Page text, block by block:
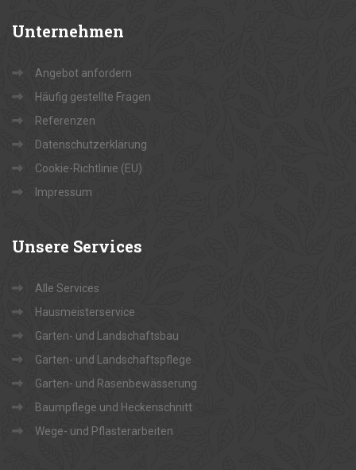
Unternehmen
Angebot anfordern
Häufig gestellte Fragen
Referenzen
Datenschutzerklärung
Cookie-Richtlinie (EU)
Impressum
Unsere Services
Alle Services
Hausmeisterservice
Garten- und Landschaftsbau
Garten- und Landschaftspflege
Garten- und Rasenbewässerung
Baumpflege und Heckenschnitt
Wege- und Pflasterarbeiten